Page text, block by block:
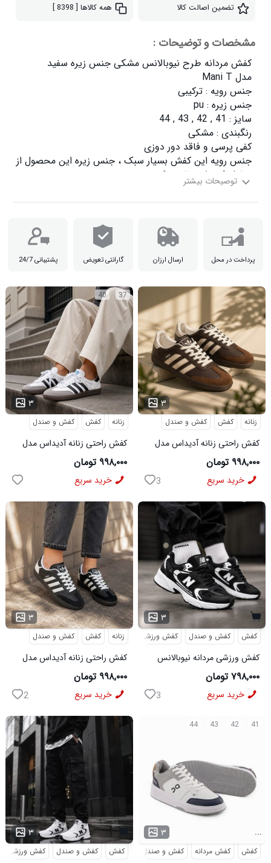
تضمین اصالت کالا همه کالاها [ 8398 ]
مشخصات و توضیحات :
باعث حمایت و راحتی پا می شود.
پرداخت در محل ارسال ارزان گارانتی تعویض پشتیبانی 24/7
37
40
۳ ...
زنانه کفش کفش و صندل
کفش راحتی زنانه آدیداس مدل
سامبا سفید
۹۹۸,۰۰۰ تومان
خرید سریع
۳ ...
زنانه کفش کفش و صندل
کفش راحتی زنانه آدیداس مدل
سامبا قهوه ای
۹۹۸,۰۰۰ تومان
خرید سریع 3
۳ ...
زنانه کفش کفش و صندل
کفش راحتی زنانه آدیداس مدل
سامبا مشکی
۹۹۸,۰۰۰ تومان
خرید سریع 2
۳
کفش کفش و صندل کفش ورزشی
کفش ورزشی مردانه نیوبالانس
مدل NB مشکی
۷۹۸,۰۰۰ تومان
خرید سریع 3
۳
کفش کفش و صندل کفش ورزشی
41
42
43
44
۳ ...
کفش کفش مردانه کفش و صندل